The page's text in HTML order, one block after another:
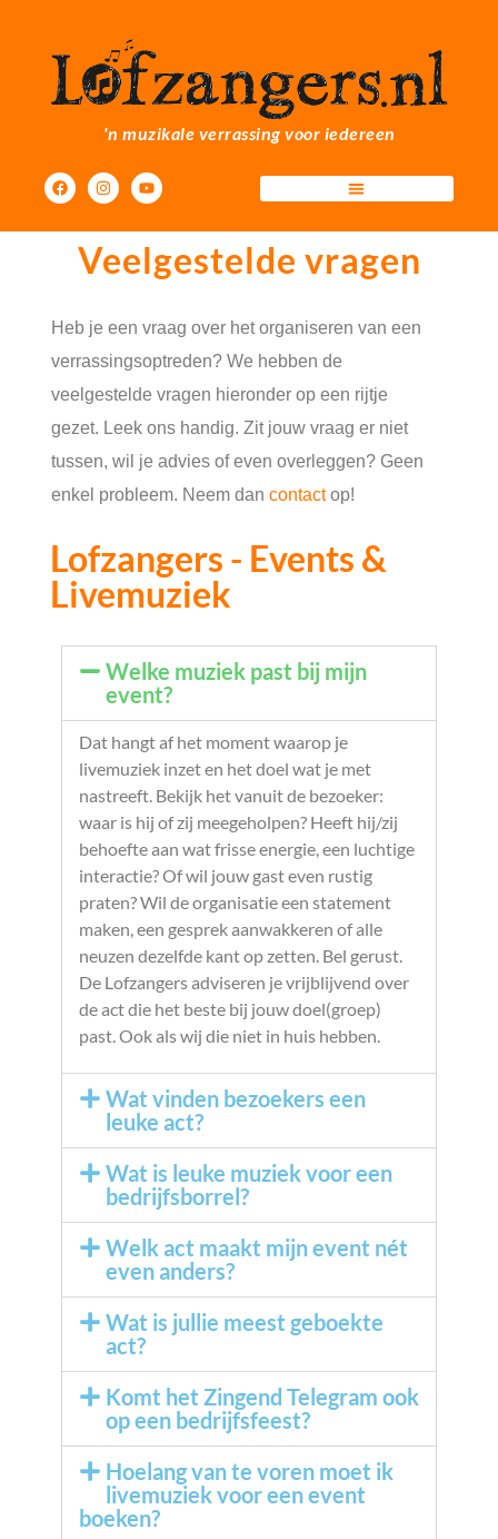
'n muzikale verrassing voor iedereen
Veelgestelde vragen
Heb je een vraag over het organiseren van een
verrassingsoptreden? We hebben de
veelgestelde vragen hieronder op een rijtje
gezet. Leek ons handig. Zit jouw vraag er niet
tussen, wil je advies of even overleggen? Geen
enkel probleem. Neem dan contactop!
Lofzangers - Events &
Livemuziek
Welke muziek past bij mijn
event?
Dat hangt af het moment waarop je
livemuziek inzet en het doel wat je met
nastreeft. Bekijk het vanuit de bezoeker:
waar is hij of zij meegeholpen? Heeft hij/zij
behoefte aan wat frisse energie, een luchtige
interactie? Of wil jouw gast even rustig
praten? Wil de organisatie een statement
maken, een gesprek aanwakkeren of alle
neuzen dezelfde kant op zetten. Bel gerust.
De Lofzangers adviseren je vrijblijvend over
de act die het beste bij jouw doel(groep)
past. Ook als wij die niet in huis hebben.
Wat vinden bezoekers een
leuke act?
Wat is leuke muziek voor een
bedrijfsborrel?
Welk act maakt mijn event nét
even anders?
Wat is jullie meest geboekte
act?
Komt het Zingend Telegram ook
op een bedrijfsfeest?
Hoelang van te voren moet ik
livemuziek voor een event
boeken?